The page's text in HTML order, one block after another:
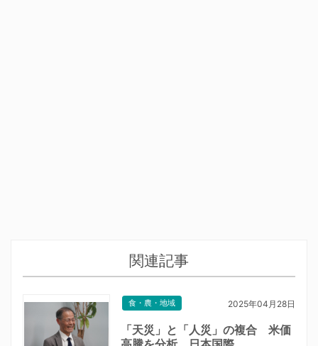
関連記事
食・農・地域 2025年04月28日
「天災」と「人災」の複合 米価